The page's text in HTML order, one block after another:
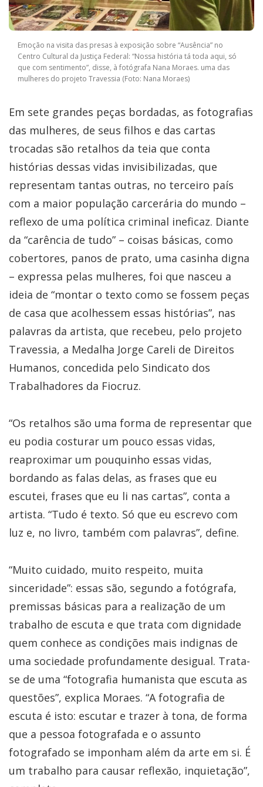
Emoção na visita das presas à exposição sobre “Ausência” no
Centro Cultural da Justiça Federal: “Nossa história tá toda aqui, só
que com sentimento”, disse, à fotógrafa Nana Moraes. uma das
mulheres do projeto Travessia (Foto: Nana Moraes)
Em sete grandes peças bordadas, as fotografias
das mulheres, de seus filhos e das cartas
trocadas são retalhos da teia que conta
histórias dessas vidas invisibilizadas, que
representam tantas outras, no terceiro país
com a maior população carcerária do mundo –
reflexo de uma política criminal ineficaz. Diante
da “carência de tudo” – coisas básicas, como
cobertores, panos de prato, uma casinha digna
– expressa pelas mulheres, foi que nasceu a
ideia de “montar o texto como se fossem peças
de casa que acolhessem essas histórias”, nas
palavras da artista, que recebeu, pelo projeto
Travessia, a Medalha Jorge Careli de Direitos
Humanos, concedida pelo Sindicato dos
Trabalhadores da Fiocruz.
“Os retalhos são uma forma de representar que
eu podia costurar um pouco essas vidas,
reaproximar um pouquinho essas vidas,
bordando as falas delas, as frases que eu
escutei, frases que eu li nas cartas”, conta a
artista. “Tudo é texto. Só que eu escrevo com
luz e, no livro, também com palavras”, define.
“Muito cuidado, muito respeito, muita
sinceridade”: essas são, segundo a fotógrafa,
premissas básicas para a realização de um
trabalho de escuta e que trata com dignidade
quem conhece as condições mais indignas de
uma sociedade profundamente desigual. Trata-
se de uma “fotografia humanista que escuta as
questões”, explica Moraes. “A fotografia de
escuta é isto: escutar e trazer à tona, de forma
que a pessoa fotografada e o assunto
fotografado se imponham além da arte em si. É
um trabalho para causar reflexão, inquietação”,